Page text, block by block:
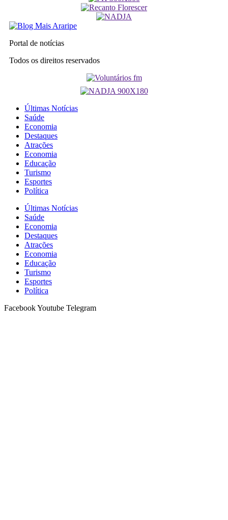
Portal de notícias
Todos os direitos reservados
Últimas Notícias
Saúde
Economia
Destaques
Atrações
Economia
Educação
Turismo
Esportes
Política
Últimas Notícias
Saúde
Economia
Destaques
Atrações
Economia
Educação
Turismo
Esportes
Política
FacebookYoutube Telegram